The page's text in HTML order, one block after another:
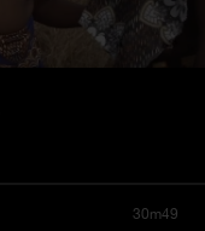
30m49